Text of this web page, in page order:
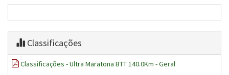
Classificações
Classificações - Ultra Maratona BTT 140.0Km - Geral